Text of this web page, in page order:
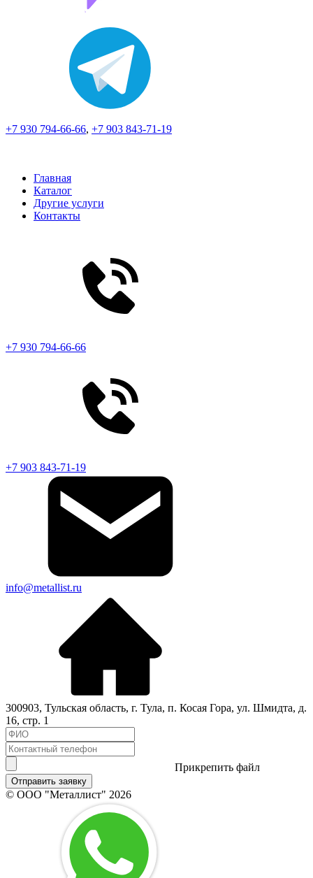
+7 930 794-66-66, +7 903 843-71-19
Главная
Каталог
Другие услуги
Контакты
+7 930 794-66-66
+7 903 843-71-19
info@metallist.ru
300903, Тульская область, г. Тула, п. Косая Гора, ул. Шмидта, д.
16, стр. 1
Прикрепить файл
Отправить заявку
© ООО "Металлист" 2026